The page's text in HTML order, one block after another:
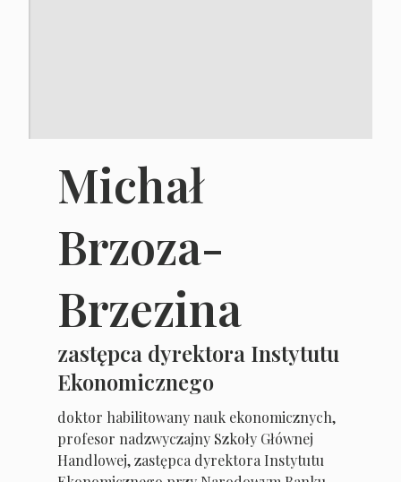
Michał
Brzoza-
Brzezina
zastępca dyrektora Instytutu
Ekonomicznego
doktor habilitowany nauk ekonomicznych,
profesor nadzwyczajny Szkoły Głównej
Handlowej, zastępca dyrektora Instytutu